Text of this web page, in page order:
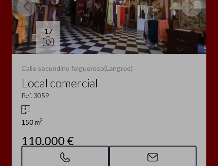
17
Calle secundino felgueroso(Langreo)
Local comercial
Ref. 3059
150 m2
110.000 €